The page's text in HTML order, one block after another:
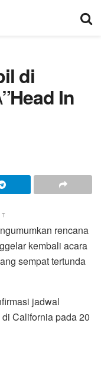
di
In
rencana
kembali acara
sempat tertunda
jadwal
California pada 20